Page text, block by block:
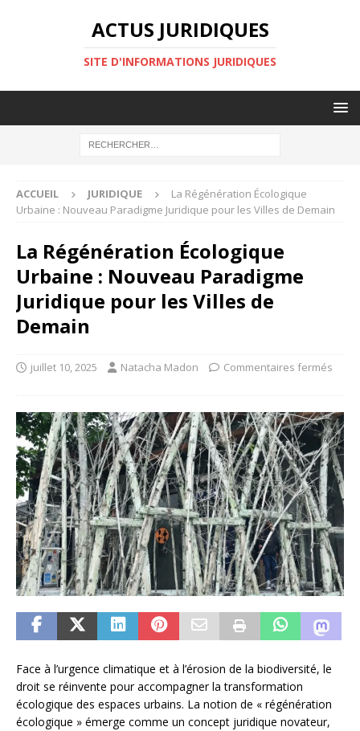
ACTUS JURIDIQUES
SITE D'INFORMATIONS JURIDIQUES
ACCUEIL JURIDIQUE
La Régénération Écologique
Urbaine : Nouveau Paradigme Juridique pour les Villes de Demain
La Régénération Écologique
Urbaine : Nouveau Paradigme
Juridique pour les Villes de
Demain
juillet 10, 2025 Natacha Madon Commentaires fermés
Face à l’urgence climatique et à l’érosion de la biodiversité, le
droit se réinvente pour accompagner la transformation
écologique des espaces urbains. La notion de « régénération
écologique » émerge comme un concept juridique novateur,